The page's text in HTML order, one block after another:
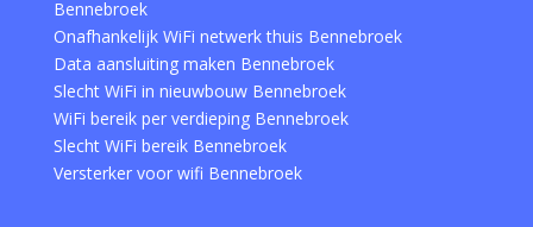
Bennebroek
Onafhankelijk WiFi netwerk thuis Bennebroek
Data aansluiting maken Bennebroek
Slecht WiFi in nieuwbouw Bennebroek
WiFi bereik per verdieping Bennebroek
Slecht WiFi bereik Bennebroek
Versterker voor wifi Bennebroek